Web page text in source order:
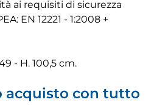
ai requisiti di sicurezza
EN 12221 - 1:2008 +
- H. 100,5 cm.
acquisto con tutto